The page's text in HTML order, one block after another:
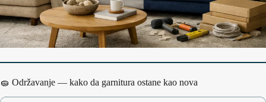
🧽 Održavanje — kako da garnitura ostane kao nova